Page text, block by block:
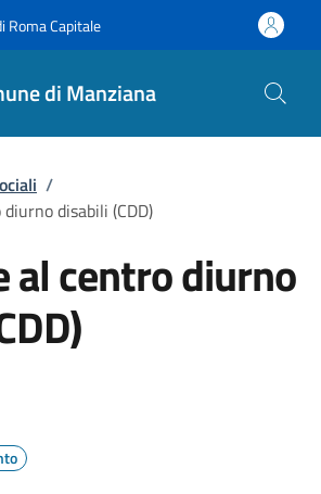
Roma Capitale
di Manziana
/
disabili (CDD)
al centro diurno